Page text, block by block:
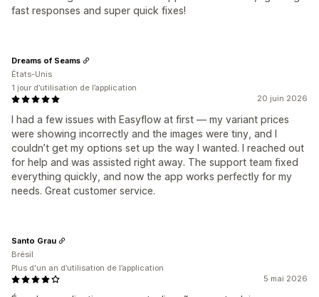
fast responses and super quick fixes!
20 juin 2026
I had a few issues with Easyflow at first — my variant prices
were showing incorrectly and the images were tiny, and I
couldn’t get my options set up the way I wanted. I reached out
for help and was assisted right away. The support team fixed
everything quickly, and now the app works perfectly for my
needs. Great customer service.
Dreams of Seams
États-Unis
1 jour d’utilisation de l’application
5 mai 2026
Santo Grau
Brésil
Plus d'un an d’utilisation de l’application